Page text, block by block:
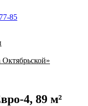
85
4, 89 м²